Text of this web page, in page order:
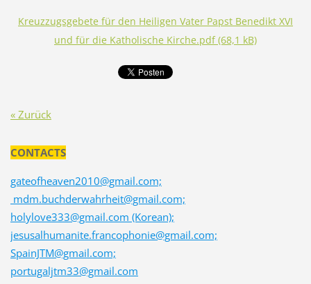
Kreuzzugsgebete für den Heiligen Vater Papst Benedikt XVI
und für die Katholische Kirche.pdf (68,1 kB)
« Zurück
CONTACTS
gateofheaven2010@gmail.com;
mdm.buchderwahrheit@gmail.com;
holylove333@gmail.com (Korean);
jesusalhumanite.francophonie@gmail.com;
SpainJTM@gmail.com;
portugaljtm33@gmail.com